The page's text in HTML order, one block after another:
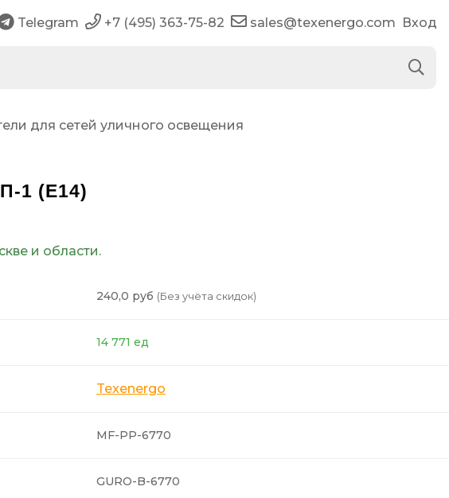
Telegram +7 (495) 363-75-82 sales@texenergo.com Вход
для сетей уличного освещения
1 (Е14)
и области.
240,0 руб (Без учёта скидок)
14 771 ед
Texenergo
MF-PP-6770
GURO-B-6770